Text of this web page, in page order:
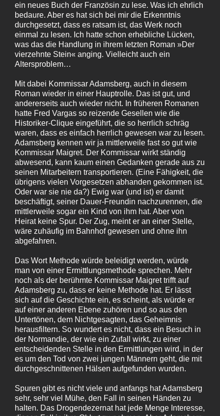
ein neues Buch der Französin zu lese. Was ich ehrlich
bedaure. Aber es hat sich bei mir die Erkenntnis
durchgesetzt, dass es ratsam ist, das Werk noch
einmal zu lesen. Ich hatte schon erhebliche Lücken,
was das die Handlung in ihrem letzten Roman »Der
vierzehnte Stein« anging. Vielleicht auch ein
Altersproblem…
Mit dabei Kommissar Adamsberg, auch in diesem
Roman wieder in einer Hauptrolle. Das ist gut, und
andererseits auch wieder nicht. In früheren Romanen
hatte Fred Vargas so reizende Gesellen wie die
Historiker-Clique eingeführt, die so herrlich schräg
waren, dass es einfach herrlich gewesen war zu lesen.
Adamsberg kennen wir ja mittlerweile fast so gut wie
Kommissar Maigret. Der Kommissar wirkt ständig
abwesend, kann kaum einen Gedanken gerade aus zu
seinen Mitarbeitern transportieren. (Eine Fähigkeit, die
übrigens vielen Vorgesetzen abhanden gekommen ist.
Oder war sie nie da?) Ewig war (und ist) er damit
beschäftigt, seiner Dauer-Freundin nachzurennen, die
mittlerweile sogar ein Kind von ihm hat. Aber von
Heirat keine Spur. Der Zug, meint er an einer Stelle,
wäre zuhäufig im Bahnhof gewesen und ohne ihn
abgefahren.
Das Wort Methode würde beleidigt werden, würde
man von einer Ermittlungsmethode sprechen. Mehr
noch als der berühmte Kommissar Maigret trifft auf
Adamsberg zu, dass er keine Methode hat. Er lässt
sich auf die Geschichte ein, es scheint, als würde er
auf einer anderen Ebene zuhören und so aus den
Untertönen, dem Nichtgesagten, das Geheimnis
herausfiltern. So wundert es nicht, dass ein Besuch in
der Normandie, der wie ein Zufall wirkt, zu einer
entscheidenden Stelle in den Ermittlungen wird, in der
es um den Tod von zwei jungen Männern geht, die mit
durchgeschnittenen Hälsen aufgefunden wurden.
Spuren gibt es nicht viele und anfangs hat Adamsberg
sehr, sehr viel Mühe, den Fall in seinen Händen zu
halten. Das Drogendezernat hat jede Menge Interesse,